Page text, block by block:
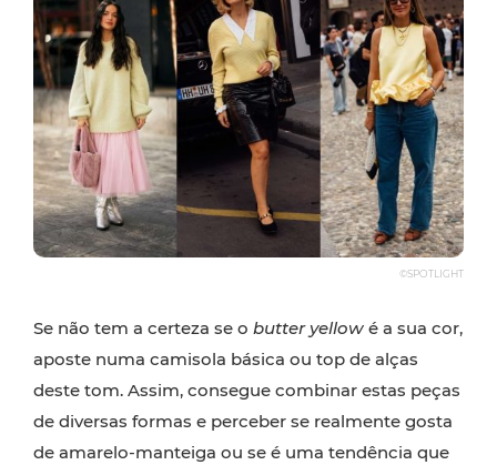
©SPOTLIGHT
Se não tem a certeza se o butter yellow é a sua cor,
aposte numa camisola básica ou top de alças
deste tom. Assim, consegue combinar estas peças
de diversas formas e perceber se realmente gosta
de amarelo-manteiga ou se é uma tendência que